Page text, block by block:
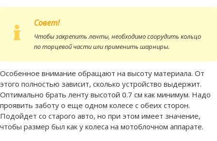
Совет!
Чтобы закрепить ленты, необходимо соорудить кольцо
по торцевой части или применить шарниры.
Особенное внимание обращают на высоту материала. От
этого полностью зависит, сколько устройство выдержит.
Оптимально брать ленту высотой 0.7 см как минимум. Надо
проявить заботу о еще одном колесе с обеих сторон.
Подойдет со старого авто, но при этом имеет значение,
чтобы размер был как у колеса на мотоблочном аппарате.